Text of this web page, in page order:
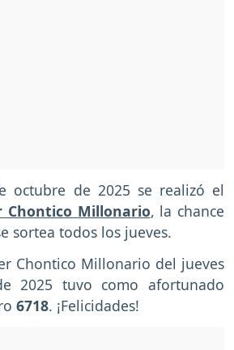
octubre de 2025 se realizó el
Chontico Millonario, la chance
sortea todos los jueves.
Chontico Millonario del jueves
2025 tuvo como afortunado
6718. ¡Felicidades!